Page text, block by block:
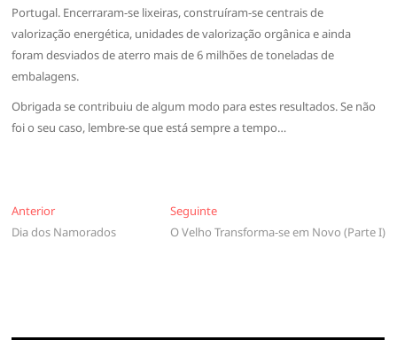
Portugal. Encerraram-se lixeiras, construíram-se centrais de
valorização energética, unidades de valorização orgânica e ainda
foram desviados de aterro mais de 6 milhões de toneladas de
embalagens.
Obrigada se contribuiu de algum modo para estes resultados. Se não
foi o seu caso, lembre-se que está sempre a tempo…
Navegação
de
AnteriorAnterior
Dia dos Namorados
SeguinteSeguinte
O Velho Transforma-se em Novo (Parte I)